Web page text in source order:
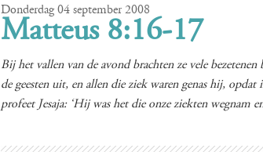
Donderdag 04 september 2008
Matteus 8:16-17
Bij het vallen van de avond brachten ze vele
de geesten uit, en allen die ziek waren genas hij,
profeet Jesaja: ‘Hij was het die onze ziekten wegnam